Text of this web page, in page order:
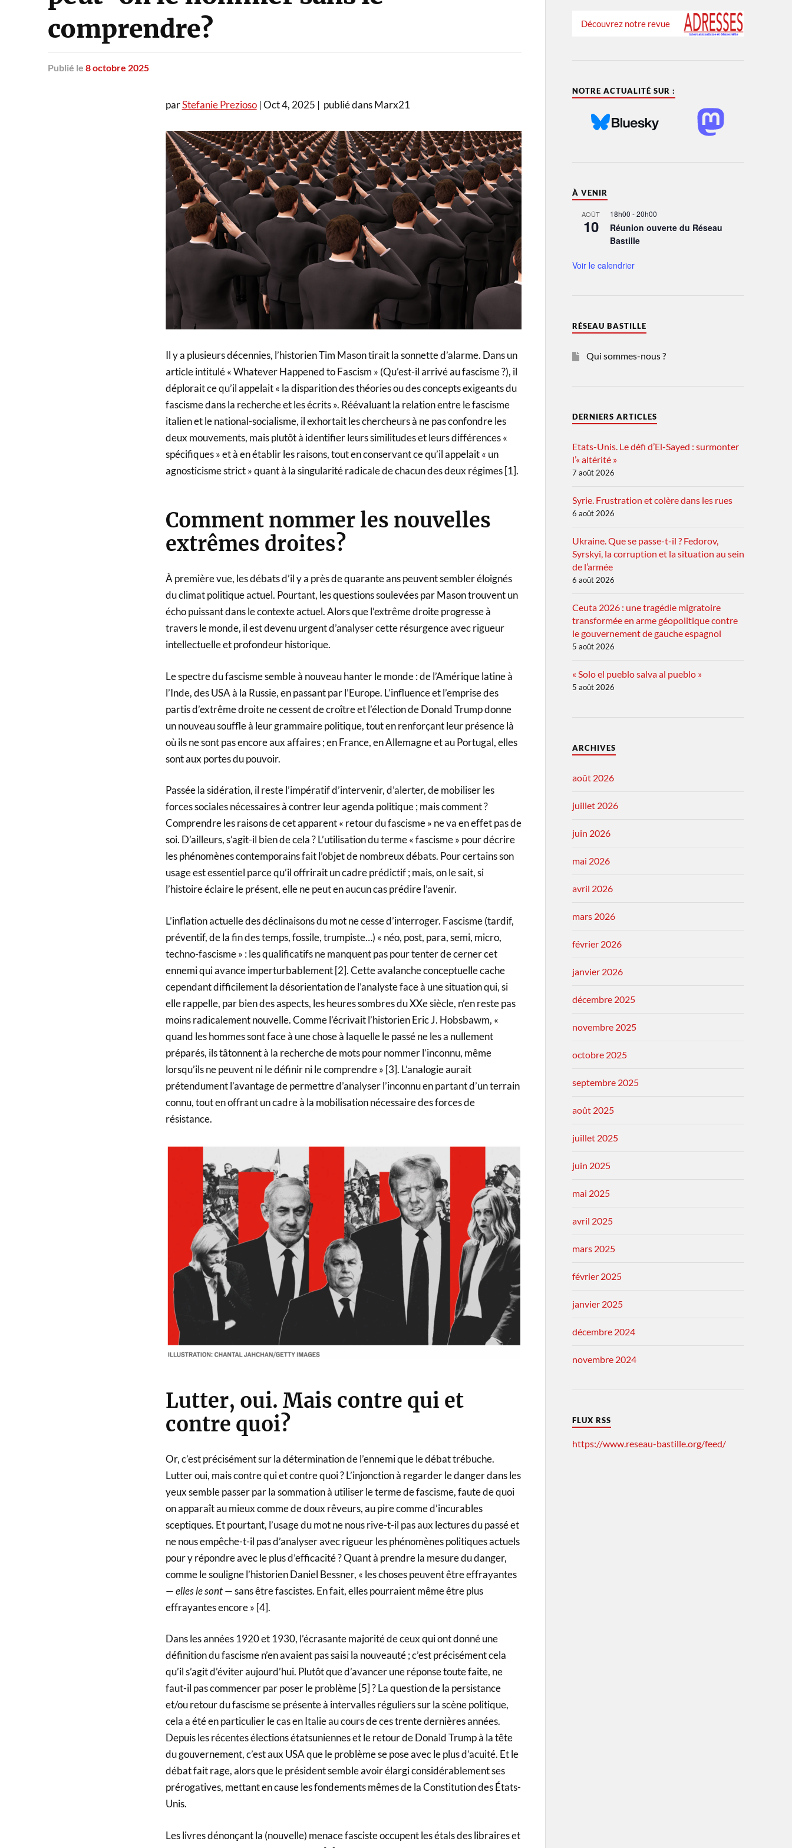
comprendre?
Publié le 8 octobre 2025
parStefanie Prezioso| Oct 4, 2025 | publié dans Marx21
Il y a plusieurs décennies, l’historien Tim Mason tirait la sonnette d’alarme. Dans un
article intitulé « Whatever Happened to Fascism » (Qu’est-il arrivé au fascisme ?), il
déplorait ce qu’il appelait « la disparition des théories ou des concepts exigeants du
fascisme dans la recherche et les écrits ». Réévaluant la relation entre le fascisme
italien et le national-socialisme, il exhortait les chercheurs à ne pas confondre les
deux mouvements, mais plutôt à identifier leurs similitudes et leurs différences «
spécifiques » et à en établir les raisons, tout en conservant ce qu’il appelait « un
agnosticisme strict » quant à la singularité radicale de chacun des deux régimes [1].
Comment nommer les nouvelles
extrêmes droites?
À première vue, les débats d’il y a près de quarante ans peuvent sembler éloignés
du climat politique actuel. Pourtant, les questions soulevées par Mason trouvent un
écho puissant dans le contexte actuel. Alors que l’extrême droite progresse à
travers le monde, il est devenu urgent d’analyser cette résurgence avec rigueur
intellectuelle et profondeur historique.
Le spectre du fascisme semble à nouveau hanter le monde : de l’Amérique latine à
l’Inde, des USA à la Russie, en passant par l’Europe. L’influence et l’emprise des
partis d’extrême droite ne cessent de croître et l’élection de Donald Trump donne
un nouveau souffle à leur grammaire politique, tout en renforçant leur présence là
où ils ne sont pas encore aux affaires ; en France, en Allemagne et au Portugal, elles
sont aux portes du pouvoir.
Passée la sidération, il reste l’impératif d’intervenir, d’alerter, de mobiliser les
forces sociales nécessaires à contrer leur agenda politique ; mais comment ?
Comprendre les raisons de cet apparent « retour du fascisme » ne va en effet pas de
soi. D’ailleurs, s’agit-il bien de cela ? L’utilisation du terme « fascisme » pour décrire
les phénomènes contemporains fait l’objet de nombreux débats. Pour certains son
usage est essentiel parce qu’il offrirait un cadre prédictif ; mais, on le sait, si
l’histoire éclaire le présent, elle ne peut en aucun cas prédire l’avenir.
L’inflation actuelle des déclinaisons du mot ne cesse d’interroger. Fascisme (tardif,
préventif, de la fin des temps, fossile, trumpiste…) « néo, post, para, semi, micro,
techno-fascisme » : les qualificatifs ne manquent pas pour tenter de cerner cet
ennemi qui avance imperturbablement [2]. Cette avalanche conceptuelle cache
cependant difficilement la désorientation de l’analyste face à une situation qui, si
elle rappelle, par bien des aspects, les heures sombres du XXe siècle, n’en reste pas
moins radicalement nouvelle. Comme l’écrivait l’historien Eric J. Hobsbawm, «
quand les hommes sont face à une chose à laquelle le passé ne les a nullement
préparés, ils tâtonnent à la recherche de mots pour nommer l’inconnu, même
lorsqu’ils ne peuvent ni le définir ni le comprendre » [3]. L’analogie aurait
prétendument l’avantage de permettre d’analyser l’inconnu en partant d’un terrain
connu, tout en offrant un cadre à la mobilisation nécessaire des forces de
résistance.
Lutter, oui. Mais contre qui et
contre quoi?
Or, c’est précisément sur la détermination de l’ennemi que le débat trébuche.
Lutter oui, mais contre qui et contre quoi ? L’injonction à regarder le danger dans les
yeux semble passer par la sommation à utiliser le terme de fascisme, faute de quoi
on apparaît au mieux comme de doux rêveurs, au pire comme d’incurables
sceptiques. Et pourtant, l’usage du mot ne nous rive-t-il pas aux lectures du passé et
ne nous empêche-t-il pas d’analyser avec rigueur les phénomènes politiques actuels
pour y répondre avec le plus d’efficacité ? Quant à prendre la mesure du danger,
comme le souligne l’historien Daniel Bessner, « les choses peuvent être effrayantes
—elles le sont— sans être fascistes. En fait, elles pourraient même être plus
effrayantes encore » [4].
Dans les années 1920 et 1930, l’écrasante majorité de ceux qui ont donné une
définition du fascisme n’en avaient pas saisi la nouveauté ; c’est précisément cela
qu’il s’agit d’éviter aujourd’hui. Plutôt que d’avancer une réponse toute faite, ne
faut-il pas commencer par poser le problème[5] ? La question de la persistance
et/ou retour du fascisme se présente à intervalles réguliers sur la scène politique,
cela a été en particulier le cas en Italie au cours de ces trente dernières années.
Depuis les récentes élections étatsuniennes et le retour de Donald Trump à la tête
du gouvernement, c’est aux USA que le problème se pose avec le plus d’acuité. Et le
débat fait rage, alors que le président semble avoir élargi considérablement ses
prérogatives, mettant en cause les fondements mêmes de la Constitution des États-
Unis.
Les livres dénonçant la (nouvelle) menace fasciste occupent les étals des libraires et
Découvrez notre revue
NOTRE ACTUALITÉ SUR :
À VENIR
AOÛT
10
18h00 -20h00
Réunion ouverte du Réseau
Bastille
Voir le calendrier
RÉSEAU BASTILLE
Qui sommes-nous ?
DERNIERS ARTICLES
Etats-Unis. Le défi d’El-Sayed : surmonter
l’« altérité »
7 août 2026
Syrie. Frustration et colère dans les rues
6 août 2026
Ukraine. Que se passe-t-il ? Fedorov,
Syrskyi, la corruption et la situation au sein
de l’armée
6 août 2026
Ceuta 2026 : une tragédie migratoire
transformée en arme géopolitique contre
le gouvernement de gauche espagnol
5 août 2026
« Solo el pueblo salva al pueblo »
5 août 2026
ARCHIVES
août 2026
juillet 2026
juin 2026
mai 2026
avril 2026
mars 2026
février 2026
janvier 2026
décembre 2025
novembre 2025
octobre 2025
septembre 2025
août 2025
juillet 2025
juin 2025
mai 2025
avril 2025
mars 2025
février 2025
janvier 2025
décembre 2024
novembre 2024
FLUX RSS
https://www.reseau-bastille.org/feed/